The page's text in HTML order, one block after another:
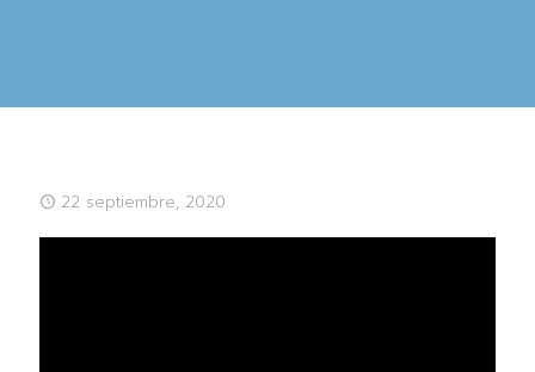
22 septiembre, 2020